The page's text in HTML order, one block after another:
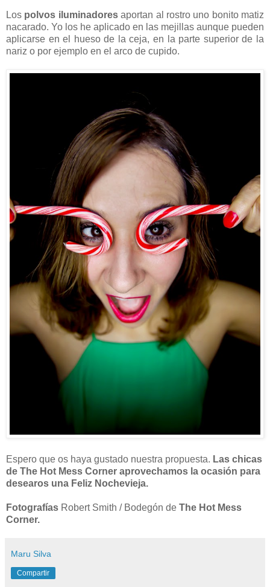
Los polvos iluminadoresaportan al rostro uno bonito matiz
nacarado. Yo los he aplicado en las mejillas aunque pueden
aplicarse en el hueso de la ceja, en la parte superior de la
nariz o por ejemplo en el arco de cupido.
Espero que os haya gustado nuestra propuesta. Las chicas
de The Hot Mess Corner aprovechamos la ocasión para
desearos una Feliz Nochevieja.
Fotografías Robert Smith / Bodegón de The Hot Mess
Corner.
Maru Silva
Compartir